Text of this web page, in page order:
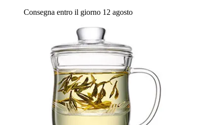
Consegna entro il giorno 12 agosto